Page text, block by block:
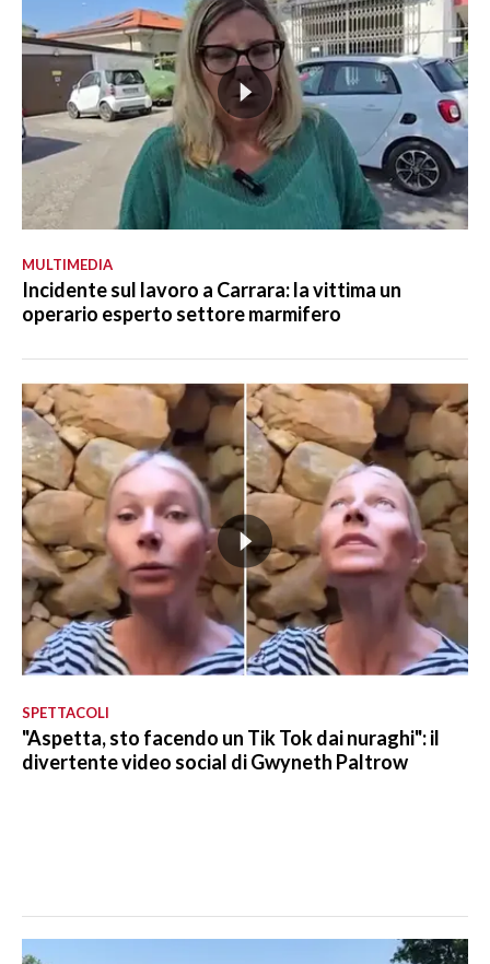
MULTIMEDIA
Incidente sul lavoro a Carrara: la vittima un
operario esperto settore marmifero
SPETTACOLI
"Aspetta, sto facendo un Tik Tok dai nuraghi": il
divertente video social di Gwyneth Paltrow